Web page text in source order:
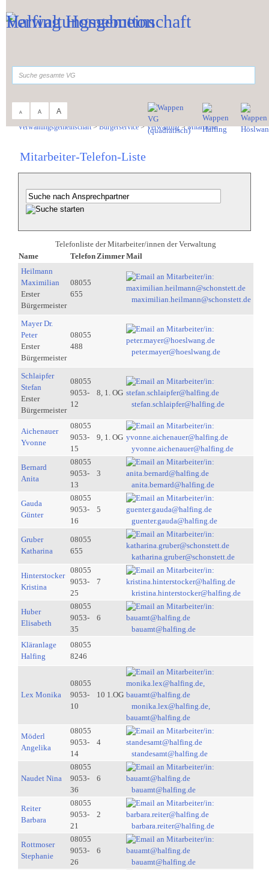
A A A
Verwaltungsgemeinschaft>Bürgerservice>Verwaltung>Mitarbeiter
Mitarbeiter-Telefon-Liste
Telefonliste der Mitarbeiter/innen der Verwaltung
Name
Telefon ZimmerMail
Heilmann
Maximilian
Erster
Bürgermeister
08055
655
maximilian.heilmann@schonstett.de
Mayer Dr.
Peter
Erster
Bürgermeister
08055
488
peter.mayer@hoeslwang.de
Schlaipfer
Stefan
Erster
Bürgermeister
08055
9053-
12
8, 1. OG
stefan.schlaipfer@halfing.de
Aichenauer
Yvonne
08055
9053-
15
9, 1. OG
yvonne.aichenauer@halfing.de
Bernard
Anita
08055
9053-
13
3
anita.bernard@halfing.de
Gauda
Günter
08055
9053-
16
5
guenter.gauda@halfing.de
Gruber
Katharina
08055
655
katharina.gruber@schonstett.de
Hinterstocker
Kristina
08055
9053-
25
7
kristina.hinterstocker@halfing.de
Huber
Elisabeth
08055
9053-
35
6
bauamt@halfing.de
Kläranlage
Halfing
08055
8246
Lex Monika
08055
9053-
10
10 1.OG
monika.lex@halfing.de,
bauamt@halfing.de
Möderl
Angelika
08055
9053-
14
4
standesamt@halfing.de
Naudet Nina
08055
9053-
36
6
bauamt@halfing.de
Reiter
Barbara
08055
9053-
21
2
barbara.reiter@halfing.de
Rottmoser
Stephanie
08055
9053-
26
6
bauamt@halfing.de